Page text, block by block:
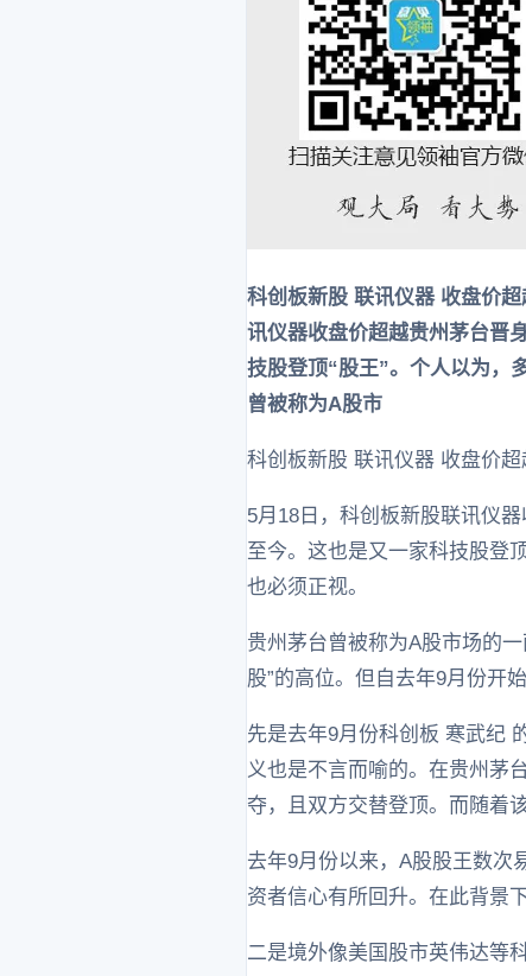
科创板新股 联讯仪器 收盘价
讯仪器收盘价超越贵州茅台晋
技股登顶“股王”。个人以为，
曾被称为A股市
科创板新股 联讯仪器 收盘价超
5月18日，科创板新股联讯仪
至今。这也是又一家科技股登
也必须正视。
贵州茅台曾被称为A股市场的
股”的高位。但自去年9月份开
先是去年9月份科创板 寒武纪
义也是不言而喻的。在贵州茅
夺，且双方交替登顶。而随着
去年9月份以来，A股股王数次
资者信心有所回升。在此背景
二是境外像美国股市英伟达等